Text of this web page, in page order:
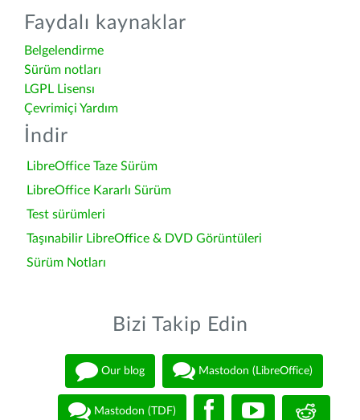
Faydalı kaynaklar
Belgelendirme
Sürüm notları
LGPL Lisensı
Çevrimiçi Yardım
İndir
LibreOffice Taze Sürüm
LibreOffice Kararlı Sürüm
Test sürümleri
Taşınabilir LibreOffice & DVD Görüntüleri
Sürüm Notları
Bizi Takip Edin
Our blog Mastodon (LibreOffice)
Mastodon (TDF)